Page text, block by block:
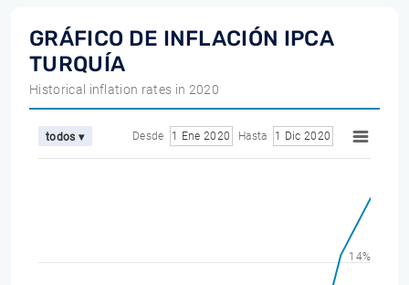
GRÁFICO DE INFLACIÓN IPCA
TURQUÍA
Historical inflation rates in 2020
todos ▾ Desde 1 Ene 2020 Hasta 1 Dic 2020
14%